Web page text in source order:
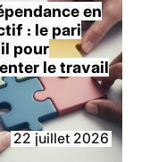
en
: le pari
pour
le travail
22 juillet 2026